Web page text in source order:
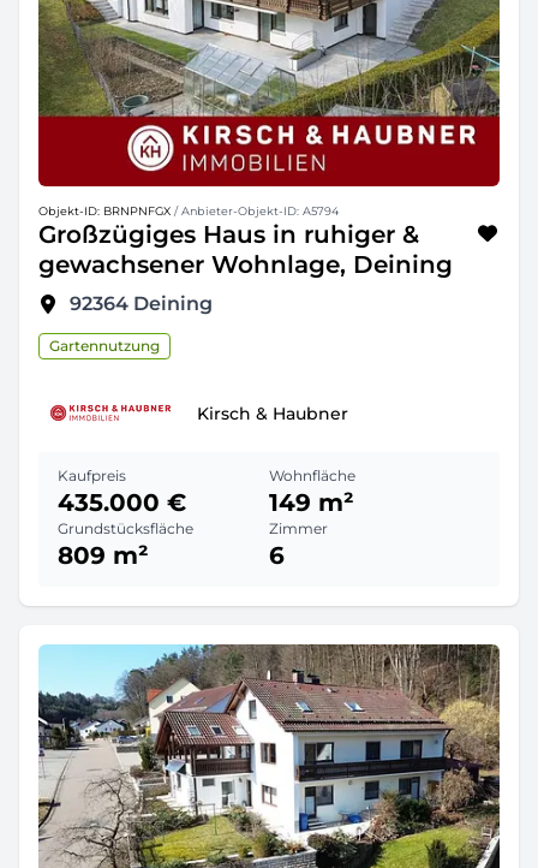
Objekt-ID: BRNPNFGX / Anbieter-Objekt-ID: A5794
Großzügiges Haus in ruhiger &
gewachsener Wohnlage, Deining
92364 Deining
Gartennutzung
Kirsch & Haubner
Kaufpreis
435.000 €
Wohnfläche
149 m²
Grundstücksfläche
809 m²
Zimmer
6